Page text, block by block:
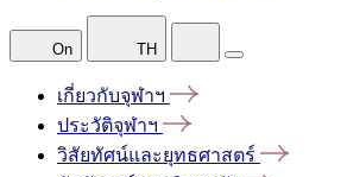
On TH
เกี่ยวกับจุฬาฯ
ประวัติจุฬาฯ
วิสัยทัศน์และยุทธศาสตร์